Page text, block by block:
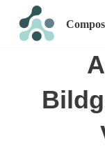
Zum